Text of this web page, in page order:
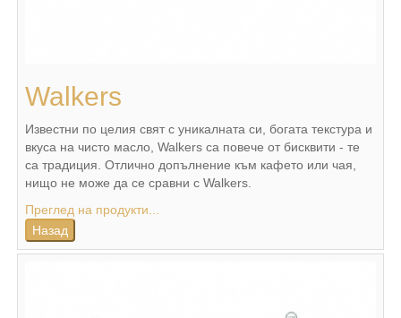
Walkers
Известни по целия свят с уникалната си, богата текстура и
вкуса на чисто масло, Walkers са повече от бисквити - те
са традиция. Отлично допълнение към кафето или чая,
нищо не може да се сравни с Walkers.
Преглед на продукти...